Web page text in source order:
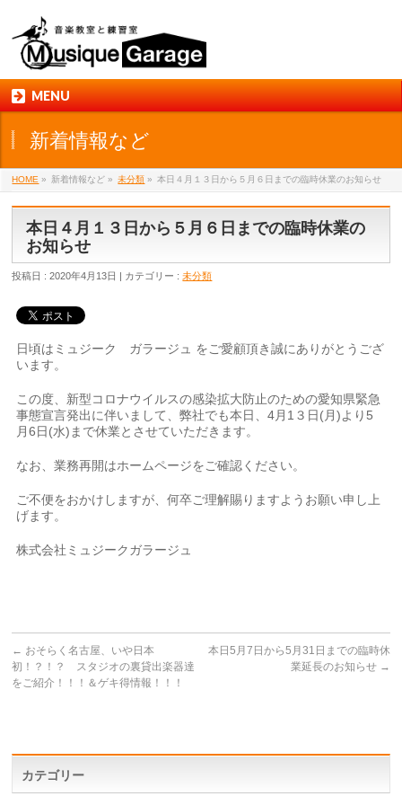
MENU
新着情報など
HOME » 新着情報など » 未分類 » 本日４月１３日から５月６日までの臨時休業のお知らせ
本日４月１３日から５月６日までの臨時休業の
お知らせ
投稿日 : 2020年4月13日 | カテゴリー :未分類
日頃はミュジーク ガラージュ をご愛顧頂き誠にありがとうござ
います。
この度、新型コロナウイルスの感染拡大防止のための愛知県緊急
事態宣言発出に伴いまして、弊社でも本日、4月1３日(月)より5
月6日(水)まで休業とさせていただきます。
なお、業務再開はホームページをご確認ください。
ご不便をおかけしますが、何卒ご理解賜りますようお願い申し上
げます。
株式会社ミュジークガラージュ
← おそらく名古屋、いや日本
初！？！？ スタジオの裏貸出楽器達
をご紹介！！！＆ゲキ得情報！！！
本日5月7日から5月31日までの臨時休
業延長のお知らせ →
カテゴリー